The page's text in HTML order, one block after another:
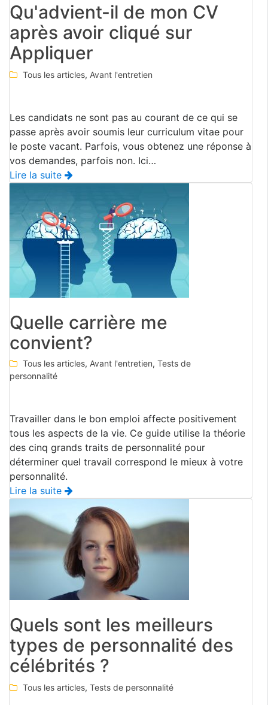
Qu'advient-il de mon CV
après avoir cliqué sur
Appliquer
Tous les articles, Avant l'entretien
Les candidats ne sont pas au courant de ce qui se
passe après avoir soumis leur curriculum vitae pour
le poste vacant. Parfois, vous obtenez une réponse à
vos demandes, parfois non. Ici…
Lire la suite
Quelle carrière me
convient?
Tous les articles, Avant l'entretien, Tests de
personnalité
Travailler dans le bon emploi affecte positivement
tous les aspects de la vie. Ce guide utilise la théorie
des cinq grands traits de personnalité pour
déterminer quel travail correspond le mieux à votre
personnalité.
Lire la suite
Quels sont les meilleurs
types de personnalité des
célébrités ?
Tous les articles, Tests de personnalité